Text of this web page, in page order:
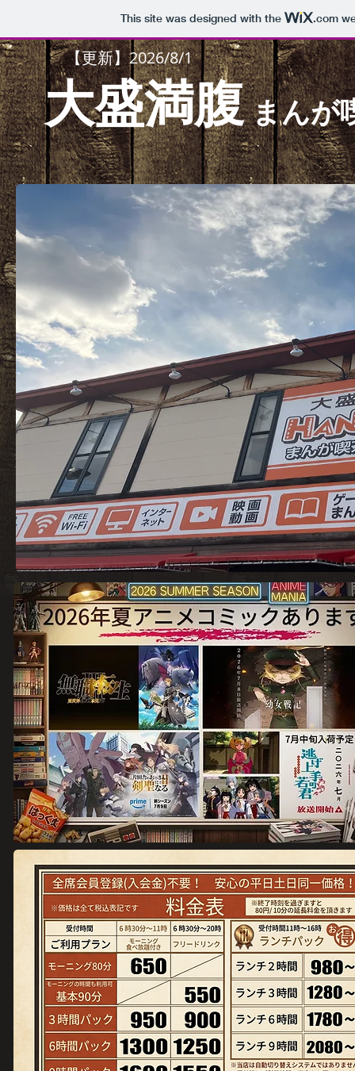
This site was designed with the .com
【更新】2026/8/1
大盛満腹 まんが